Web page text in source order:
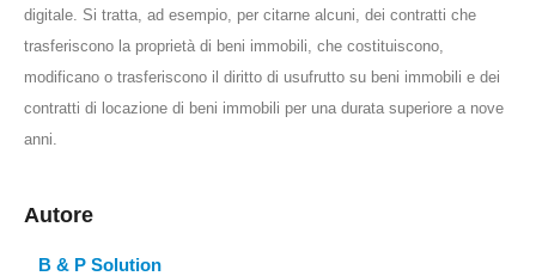
digitale. Si tratta, ad esempio, per citarne alcuni, dei contratti che
trasferiscono la proprietà di beni immobili, che costituiscono,
modificano o trasferiscono il diritto di usufrutto su beni immobili e dei
contratti di locazione di beni immobili per una durata superiore a nove
anni.
Autore
B & P Solution